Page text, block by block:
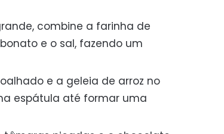
combine a farinha de
e o sal, fazendo um
e a geleia de arroz no
espátula até formar uma